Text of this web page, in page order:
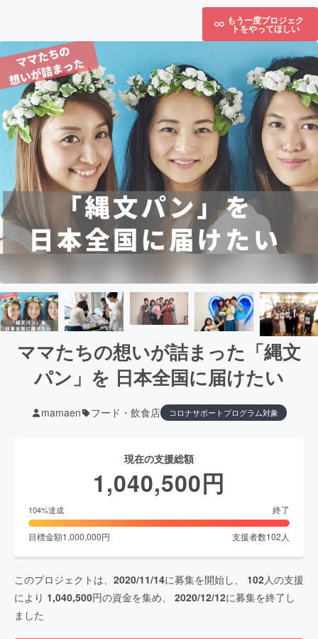
もう一度プロジェク
トをやってほしい
ママたちの想いが詰まった「縄文
パン」を 日本全国に届けたい
mamaen フード・飲食店 コロナサポートプログラム対象
現在の支援総額
1,040,500円
104%達成 終了
目標金額1,000,000円 支援者数102 人
このプロジェクトは、 2020/11/14に募集を開始し、 102人の支援
により 1,040,500円の資金を集め、 2020/12/12に募集を終了し
ました